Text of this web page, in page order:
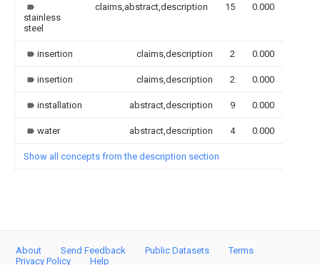
stainless
steel
claims,abstract,description 15 0.000
insertion claims,description 2 0.000
insertion claims,description 2 0.000
installation abstract,description 9 0.000
water abstract,description 4 0.000
Show all concepts from the description section
About Send Feedback Public Datasets
Terms
Privacy Policy
Help